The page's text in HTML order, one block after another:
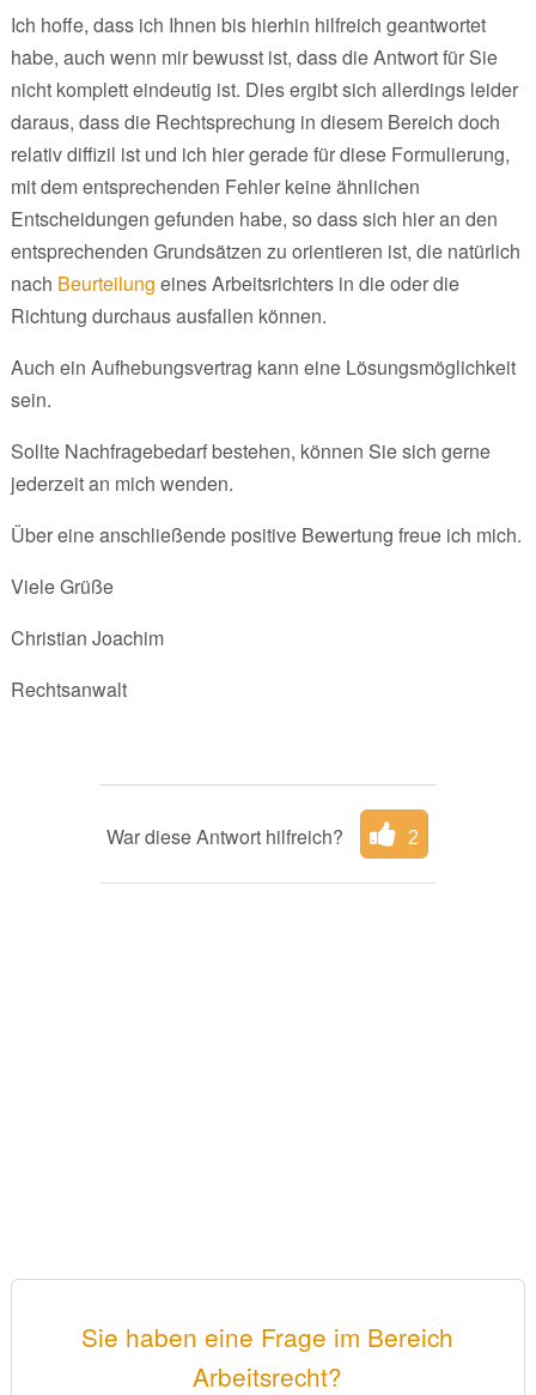
Ich hoffe, dass ich Ihnen bis hierhin hilfreich geantwortet
habe, auch wenn mir bewusst ist, dass die Antwort für Sie
nicht komplett eindeutig ist. Dies ergibt sich allerdings leider
daraus, dass die Rechtsprechung in diesem Bereich doch
relativ diffizil ist und ich hier gerade für diese Formulierung,
mit dem entsprechenden Fehler keine ähnlichen
Entscheidungen gefunden habe, so dass sich hier an den
entsprechenden Grundsätzen zu orientieren ist, die natürlich
nach Beurteilung eines Arbeitsrichters in die oder die
Richtung durchaus ausfallen können.
Auch ein Aufhebungsvertrag kann eine Lösungsmöglichkeit
sein.
Sollte Nachfragebedarf bestehen, können Sie sich gerne
jederzeit an mich wenden.
Über eine anschließende positive Bewertung freue ich mich.
Viele Grüße
Christian Joachim
Rechtsanwalt
War diese Antwort hilfreich? 2
Sie haben eine Frage im Bereich
Arbeitsrecht?